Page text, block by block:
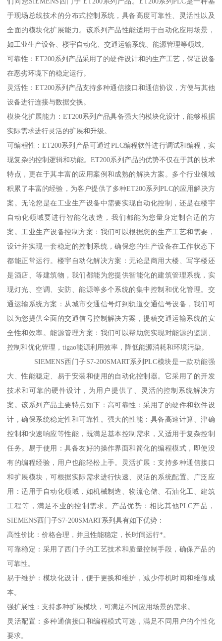
于现场总线技术的分布式控制系统，具备高度可靠性、灵活性以及
全面的模块化扩展能力。该系列产品性能适用于自动化应用场景，
如工业生产设备、楼宇自动化、交通运输系统、能源管理等领域。
可靠性：ET200系列产品采用了的硬件设计和的生产工艺，保证设备
在恶劣环境下的稳定运行。
灵活性：ET200系列产品支持多种通信接口和通信协议，方便与其他
设备进行连接与数据交换。
模块化扩展能力：ET200系列产品具备强大的模块化设计，能够根据
实际需求进行灵活的扩展和升级。
可编程性：ET200系列产品可通过PLC编程软件进行调试和编程，实
现复杂的控制逻辑和功能。ET200系列产品的优势不仅在于其的技术
特点，更在于其丰富的应用案例和成熟的解决方案。多个行业领域
积累了丰富的经验，为客户提供了多种ET200系列PLC的应用解决方
案。无论您是在工业生产设备中需要实现自动化控制，还是在楼宇
自动化领域要进行智能化改造，我们都能为您量身定制合适的方
案。工业生产设备控制方案：我们可以根据您的生产工艺和需要，
设计并实现一套稳定的控制系统，确保您的生产设备在工作状态下
都能正常运行。楼宇自动化解决方案：无论是商用大楼、写字楼还
是酒店、等建筑物，我们都能为您提供智能化的建筑管理系统，实
现灯光、空调、安防、能源等多个系统的集中控制和优化管理。交
通运输系统方案：从城市交通信号灯到轨道交通信号设备，我们可
以为您提供全面的交通信号控制解决方案，提稿交通运输系统的安
全性和效率。能源管理方案：我们可以帮助您实现对能源的监测、
控制和优化管理，tigao能源利用效率，降低能源消耗和环境污染。
SIEMENS西门子S7-200SMART系列PLC模块是一款功能强
大、性能稳定、易于安装和使用的自动化控制器。它采用了的开发
技术和可靠的硬件设计，为用户提供了、灵活的控制系统解决方
案。该系列产品主要特点如下：高可靠性：采用了的硬件和软件设
计，确保系统稳定性和可靠性。强大的性能：具备高速计算、津确
控制和快速响应等性能，既满足基本控制需求，又适用于复杂控制
任务。易于使用：具备友好的操作界面和简化的编程模式，即使没
有的编程经验，用户也能轻松上手。灵活扩展：支持多种通信接口
和扩展模块，可根据实际需求进行快速、灵活的系统配置。广泛应
用：适用于自动化领域，如机械制造、物流仓储、石油化工、建筑
工程等，满足不业的控制需求。产品优势：相比其他PLC产品，
SIEMENS西门子S7-200SMART系列具有如下优势：
高性价比：价格合理，并且性能稳定，长时间运行*。
可靠稳定：采用了西门子的工艺技术和质量控制手段，确保产品的
可靠性。
易于维护：模块化设计，便于更换和维护，减少停机时间和维修成
本。
强扩展性：支持多种扩展模块，可满足不同应用场景的需求。
灵活配置：多种通信接口和编程模式可选，满足不同用户的个性化
要求。